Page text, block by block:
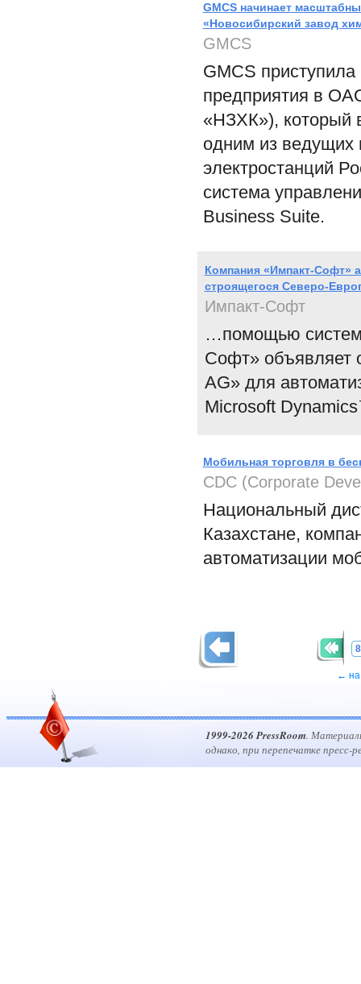
GMCS начинает
«Новосибирский завод
GMCS
GMCS
предприятия в
«НЗХК»), который
одним из ведущих
электростанций
система
Business Suite.
Компания «Импакт-Софт»
строящегося Северо-
Импакт-Софт
…помощью
Софт» объявляет
AG» для
Microsoft
Мобильная торговля в
CDC (Corporate
Национальный
Казахстане,
автоматизации
← на
1999-2026 PressRoom.
однако, при перепечатке пресс-